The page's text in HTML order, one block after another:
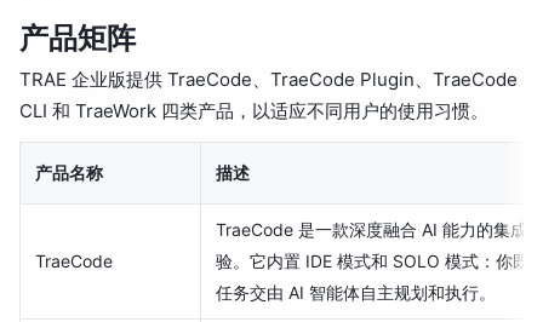
产品矩阵
TRAE 企业版提供 TraeCode、TraeCode Plugin、TraeCode
CLI 和 TraeWork 四类产品，以适应不同用户的使用习惯。
产品名称 描述
TraeCode
TraeCode 是一款深度融合 AI 能力的集成
验。它内置 IDE 模式和 SOLO 模式：你既
任务交由 AI 智能体自主规划和执行。